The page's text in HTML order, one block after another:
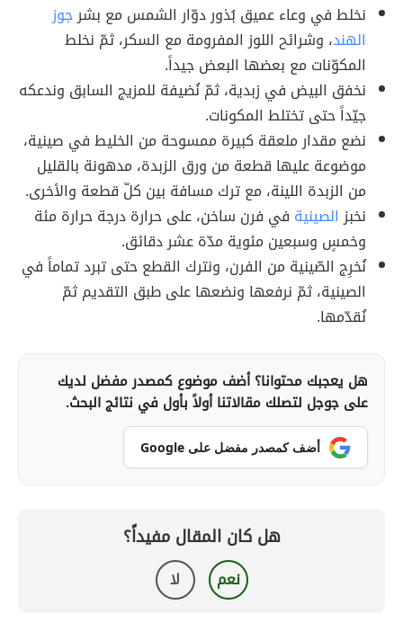
نخلط في وعاء عميق بُذور دوّار الشمس مع بشرجوز
الهند، وشرائح اللوز المفرومة مع السكر، ثمّ نخلط
المكوّنات مع بعضها البعض جيداً.
نخفق البيض في زبدية، ثمّ نُضيفة للمزيج السابق وندعكه
جيّداً حتى تختلط المكونات.
نضع مقدار ملعقة كبيرة ممسوحة من الخليط في صينية،
موضوعة عليها قطعة من ورق الزبدة، مدهونة بالقليل
من الزبدة اللينة، مع ترك مسافة بين كلّ قطعة والأخرى.
نخبزالصينية في فرن ساخن، على حرارة درجة حرارة مئة
وخمسٍ وسبعين مئوية مدّة عشر دقائق.
نُخرِج الصّينية من الفرن، ونترك القطع حتى تبرد تماماً في
الصينية، ثمّ نرفعها ونضعها على طبق التقديم ثمّ
نُقدّمها.
هل يعجبك محتوانا؟ أضف موضوع كمصدر مفضل لديك
على جوجل لتصلك مقالاتنا أولاً بأول في نتائج البحث.
أضف كمصدر مفضل على Google
هل كان المقال مفيداً؟
نعم لا